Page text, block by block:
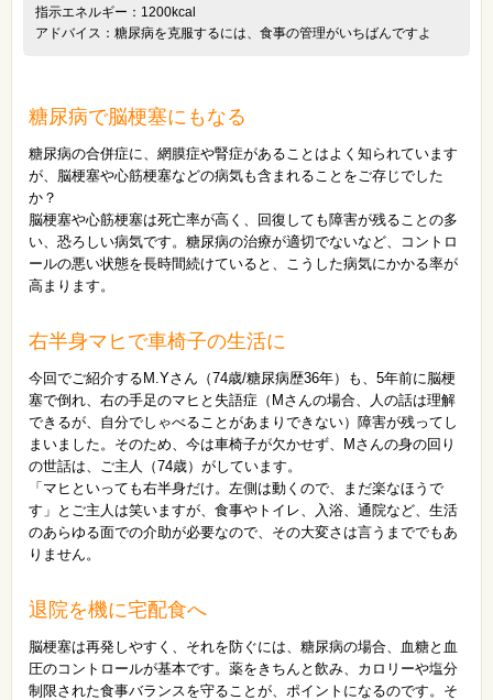
指示エネルギー：1200kcal
アドバイス：糖尿病を克服するには、食事の管理がいちばんですよ
糖尿病で脳梗塞にもなる
糖尿病の合併症に、網膜症や腎症があることはよく知られています
が、脳梗塞や心筋梗塞などの病気も含まれることをご存じでした
か？
脳梗塞や心筋梗塞は死亡率が高く、回復しても障害が残ることの多
い、恐ろしい病気です。糖尿病の治療が適切でないなど、コントロ
ールの悪い状態を長時間続けていると、こうした病気にかかる率が
高まります。
右半身マヒで車椅子の生活に
今回でご紹介するM.Yさん（74歳/糖尿病歴36年）も、5年前に脳梗
塞で倒れ、右の手足のマヒと失語症（Mさんの場合、人の話は理解
できるが、自分でしゃべることがあまりできない）障害が残ってし
まいました。そのため、今は車椅子が欠かせず、Mさんの身の回り
の世話は、ご主人（74歳）がしています。
「マヒといっても右半身だけ。左側は動くので、まだ楽なほうで
す」とご主人は笑いますが、食事やトイレ、入浴、通院など、生活
のあらゆる面での介助が必要なので、その大変さは言うまででもあ
りません。
退院を機に宅配食へ
脳梗塞は再発しやすく、それを防ぐには、糖尿病の場合、血糖と血
圧のコントロールが基本です。薬をきちんと飲み、カロリーや塩分
制限された食事バランスを守ることが、ポイントになるのです。そ